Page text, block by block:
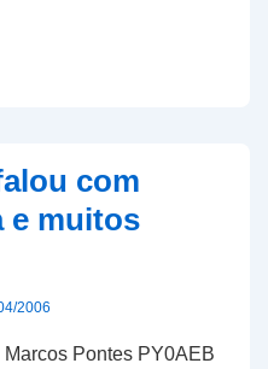
com
e muitos
2006
Pontes PY0AEB